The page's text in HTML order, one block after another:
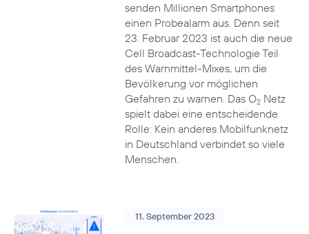
senden Millionen Smartphones
einen Probealarm aus. Denn seit
23. Februar 2023 ist auch die neue
Cell Broadcast-Technologie Teil
des Warnmittel-Mixes, um die
Bevölkerung vor möglichen
Gefahren zu warnen. Das O2Netz
spielt dabei eine entscheidende
Rolle: Kein anderes Mobilfunknetz
in Deutschland verbindet so viele
Menschen.
11. September 2023